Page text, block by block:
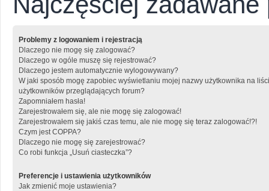
Problemy z logowaniem i rejestracją
Dlaczego nie mogę się zalogować?
Dlaczego w ogóle muszę się rejestrować?
Dlaczego jestem automatycznie wylogowywany?
W jaki sposób mogę zapobiec wyświetlaniu mojej nazwy użytkownika na
użytkowników przeglądających forum?
Zapomniałem hasła!
Zarejestrowałem się, ale nie mogę się zalogować!
Zarejestrowałem się jakiś czas temu, ale nie mogę się teraz zalogować!?!
Czym jest COPPA?
Dlaczego nie mogę się zarejestrować?
Co robi funkcja „Usuń ciasteczka”?
Preferencje i ustawienia użytkowników
Jak zmienić moje ustawienia?